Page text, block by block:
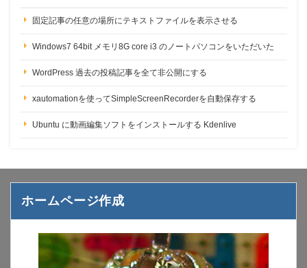
固定記事の任意の場所にテキストファイルを表示させる
Windows7 64bit メモリ8G core i3 のノートパソコンをいただいた
WordPress 過去の投稿記事を全て非公開にする
xautomationを使ってSimpleScreenRecorderを自動保存する
Ubuntu に動画編集ソフトをインストールする Kdenlive
ホームページ作成